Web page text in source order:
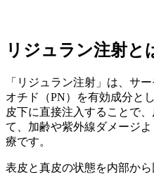
リジュラン注射と
「リジュラン注射」は、サ
オチド（PN）を有効成分と
皮下に直接注入することで
て、加齢や紫外線ダメージ
療です。
表皮と真皮の状態を内部か